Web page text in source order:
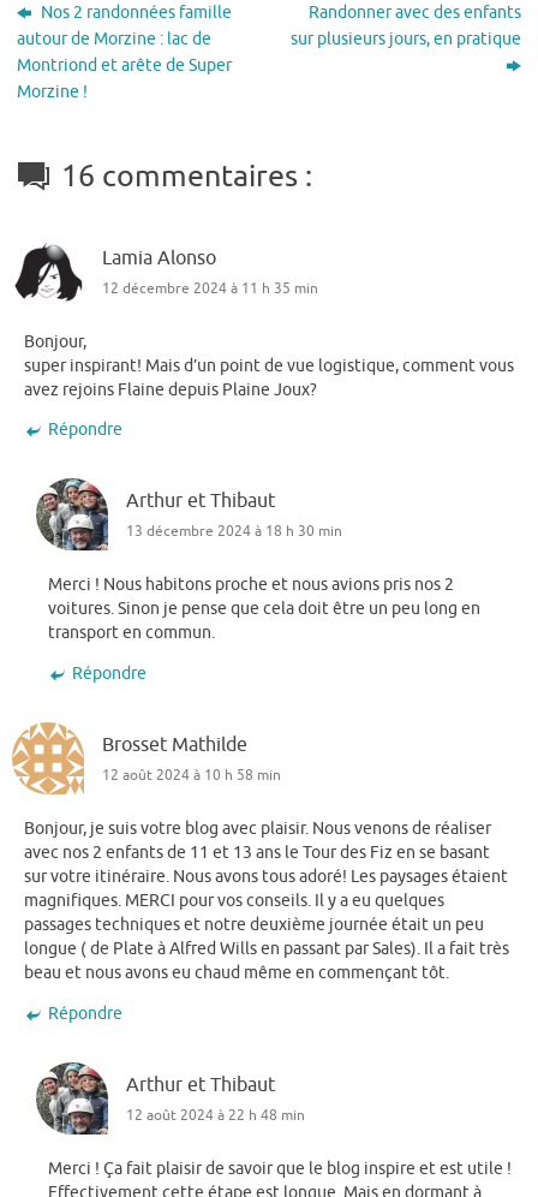
Nos 2 randonnées famille
autour de Morzine : lac de
Montriond et arête de Super
Morzine !
Randonner avec des enfants
sur plusieurs jours, en pratique
16 commentaires :
Lamia Alonso
12 décembre 2024 à 11 h 35 min
Bonjour,
super inspirant! Mais d’un point de vue logistique, comment vous
avez rejoins Flaine depuis Plaine Joux?
Répondre
Arthur et Thibaut
13 décembre 2024 à 18 h 30 min
Merci ! Nous habitons proche et nous avions pris nos 2
voitures. Sinon je pense que cela doit être un peu long en
transport en commun.
Répondre
Brosset Mathilde
12 août 2024 à 10 h 58 min
Bonjour, je suis votre blog avec plaisir. Nous venons de réaliser
avec nos 2 enfants de 11 et 13 ans le Tour des Fiz en se basant
sur votre itinéraire. Nous avons tous adoré! Les paysages étaient
magnifiques. MERCI pour vos conseils. Il y a eu quelques
passages techniques et notre deuxième journée était un peu
longue ( de Plate à Alfred Wills en passant par Sales). Il a fait très
beau et nous avons eu chaud même en commençant tôt.
Répondre
Arthur et Thibaut
12 août 2024 à 22 h 48 min
Merci ! Ça fait plaisir de savoir que le blog inspire et est utile !
Effectivement cette étape est longue. Mais en dormant à